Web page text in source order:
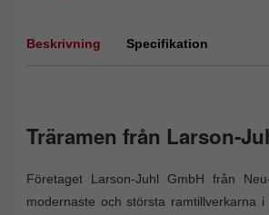
Beskrivning Specifikation
Träramen från Larson-
Företaget Larson-Juhl GmbH från
modernaste och största ramtillverkarna